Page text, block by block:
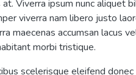
Viverra ipsum nunc aliquet
viverra nam libero justo
maecenas accumsan lacus
morbi tristique.
scelerisque eleifend